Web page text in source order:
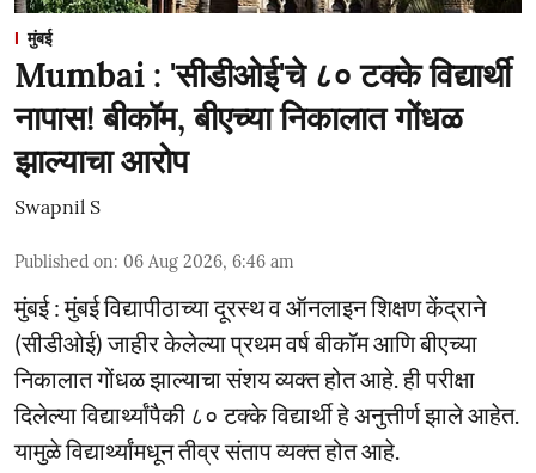
मुंबई
Mumbai : 'सीडीओई'चे ८० टक्के विद्यार्थी
नापास! बीकॉम, बीएच्या निकालात गोंधळ
झाल्याचा आरोप
Swapnil S
Published on: 06 Aug 2026, 6:46 am
मुंबई : मुंबई विद्यापीठाच्या दूरस्थ व ऑनलाइन शिक्षण केंद्राने
(सीडीओई) जाहीर केलेल्या प्रथम वर्ष बीकॉम आणि बीएच्या
निकालात गोंधळ झाल्याचा संशय व्यक्त होत आहे. ही परीक्षा
दिलेल्या विद्यार्थ्यांपैकी ८० टक्के विद्यार्थी हे अनुत्तीर्ण झाले आहेत.
यामुळे विद्यार्थ्यांमधून तीव्र संताप व्यक्त होत आहे.